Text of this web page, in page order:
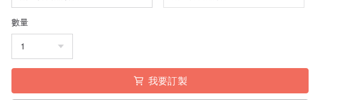
數量
我要訂製